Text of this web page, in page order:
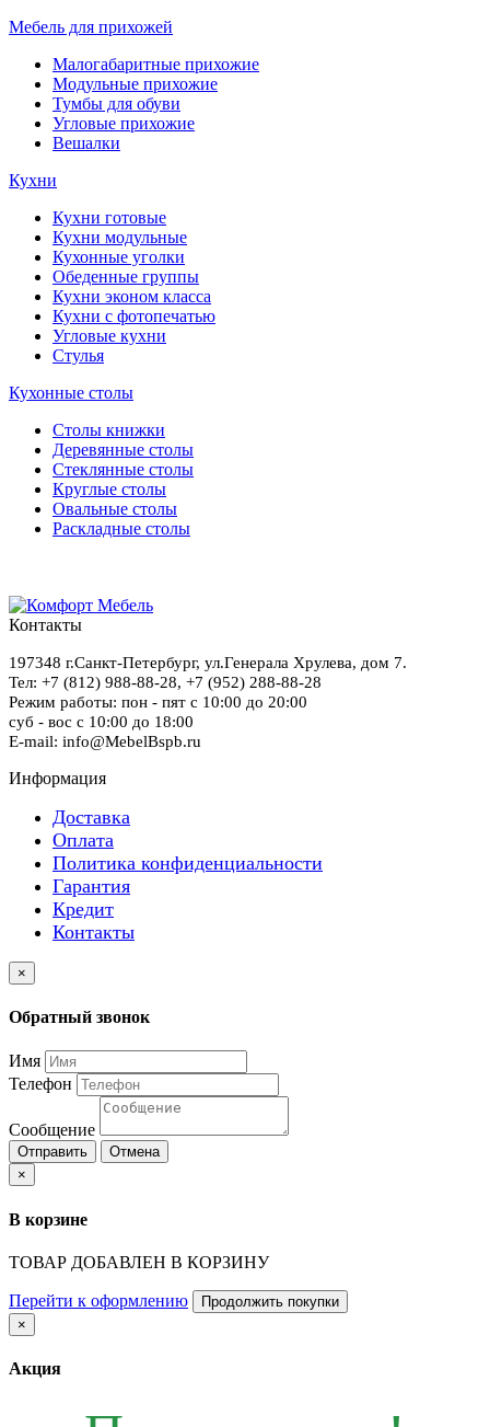
Мебель для прихожей
Малогабаритные прихожие
Модульные прихожие
Тумбы для обуви
Угловые прихожие
Вешалки
Кухни
Кухни готовые
Кухни модульные
Кухонные уголки
Обеденные группы
Кухни эконом класса
Кухни с фотопечатью
Угловые кухни
Стулья
Кухонные столы
Столы книжки
Деревянные столы
Стеклянные столы
Круглые столы
Овальные столы
Раскладные столы
Контакты
197348 г.Санкт-Петербург, ул.Генерала Хрулева, дом 7.
Тел: +7 (812) 988-88-28, +7 (952) 288-88-28
Режим работы: пон - пят с 10:00 до 20:00
суб - вос с 10:00 до 18:00
E-mail: info@MebelBspb.ru
Информация
Доставка
Оплата
Политика конфиденциальности
Гарантия
Кредит
Контакты
×
Обратный звонок
Имя
Телефон
Сообщение
Отправить
Отмена
×
В корзине
ТОВАР ДОБАВЛЕН В КОРЗИНУ
Перейти к оформлению
Продолжить покупки
×
Акция